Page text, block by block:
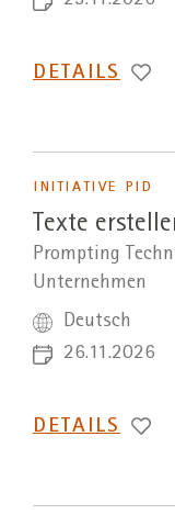
DETAILS
INITIATIVE PID
Texte
Prompting
Unternehmen
Deutsch
26.11.2026
DETAILS